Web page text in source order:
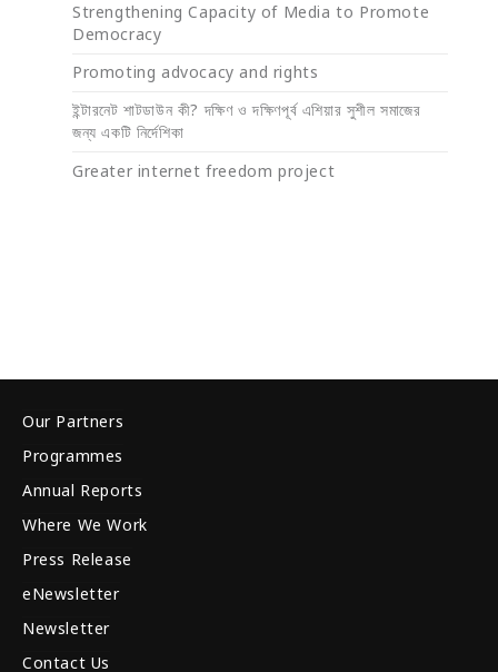
Strengthening Capacity of Media to Promote
Democracy
Promoting advocacy and rights
ইন্টারনেট শাটডাউন কী? দক্ষিণ ও দক্ষিণপূর্ব এশিয়ার সুশীল সমাজের
জন্য একটি নির্দেশিকা
Greater internet freedom project
Our Partners
Programmes
Annual Reports
Where We Work
Press Release
eNewsletter
Newsletter
Contact Us